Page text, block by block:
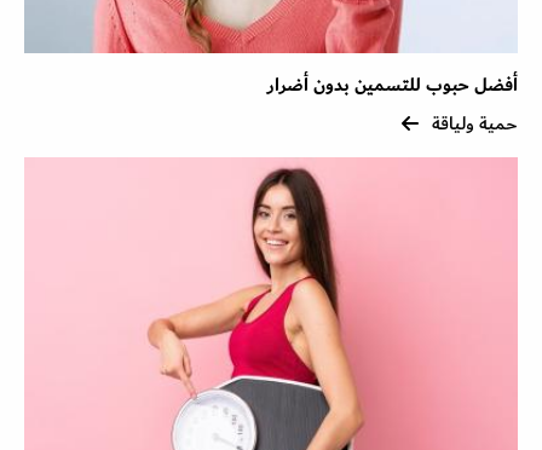
أفضل حبوب للتسمين بدون أضرار
حمية ولياقة